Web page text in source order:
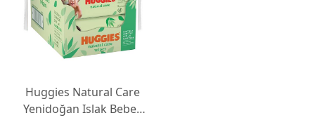
Huggies Natural Care
Yenidoğan Islak Bebek